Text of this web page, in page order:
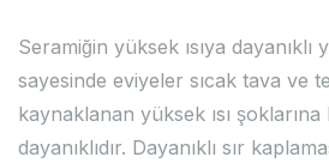
Seramiğin yüksek ısıya dayanıklı
sayesinde eviyeler sıcak tava ve
kaynaklanan yüksek ısı şoklarına
dayanıklıdır. Dayanıklı sır